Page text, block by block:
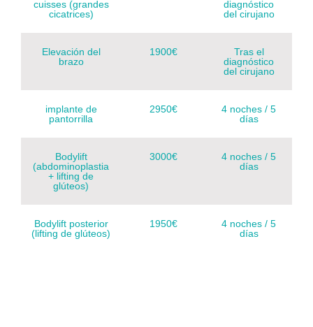
cuisses (grandes
cicatrices)
diagnóstico
del cirujano
Elevación del
brazo
1900€
Tras el
diagnóstico
del cirujano
implante de
pantorrilla
2950€
4 noches / 5
días
Bodylift
(abdominoplastia
+ lifting de
glúteos)
3000€
4 noches / 5
días
Bodylift posterior
(lifting de glúteos)
1950€
4 noches / 5
días